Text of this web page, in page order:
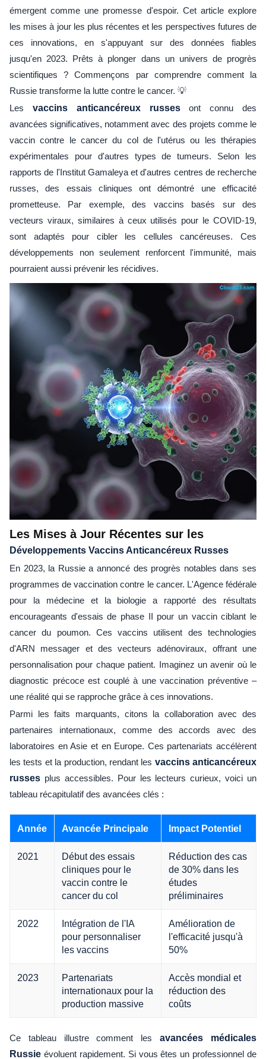
émergent comme une promesse d'espoir. Cet article explore
les mises à jour les plus récentes et les perspectives futures de
ces innovations, en s'appuyant sur des données fiables
jusqu'en 2023. Prêts à plonger dans un univers de progrès
scientifiques ? Commençons par comprendre comment la
Russie transforme la lutte contre le cancer. 💡
Les vaccins anticancéreux russesont connu des
avancées significatives, notamment avec des projets comme le
vaccin contre le cancer du col de l'utérus ou les thérapies
expérimentales pour d'autres types de tumeurs. Selon les
rapports de l'Institut Gamaleya et d'autres centres de recherche
russes, des essais cliniques ont démontré une efficacité
prometteuse. Par exemple, des vaccins basés sur des
vecteurs viraux, similaires à ceux utilisés pour le COVID-19,
sont adaptés pour cibler les cellules cancéreuses. Ces
développements non seulement renforcent l'immunité, mais
pourraient aussi prévenir les récidives.
Les Mises à Jour Récentes sur les
Développements Vaccins Anticancéreux Russes
En 2023, la Russie a annoncé des progrès notables dans ses
programmes de vaccination contre le cancer. L'Agence fédérale
pour la médecine et la biologie a rapporté des résultats
encourageants d'essais de phase II pour un vaccin ciblant le
cancer du poumon. Ces vaccins utilisent des technologies
d'ARN messager et des vecteurs adénoviraux, offrant une
personnalisation pour chaque patient. Imaginez un avenir où le
diagnostic précoce est couplé à une vaccination préventive –
une réalité qui se rapproche grâce à ces innovations.
Parmi les faits marquants, citons la collaboration avec des
partenaires internationaux, comme des accords avec des
laboratoires en Asie et en Europe. Ces partenariats accélèrent
les tests et la production, rendant les vaccins anticancéreux
russes plus accessibles. Pour les lecteurs curieux, voici un
tableau récapitulatif des avancées clés :
Année Avancée Principale Impact Potentiel
2021
Début des essais
cliniques pour le
vaccin contre le
cancer du col
Réduction des cas
de 30% dans les
études
préliminaires
2022
Intégration de l'IA
pour personnaliser
les vaccins
Amélioration de
l'efficacité jusqu'à
50%
2023
Partenariats
internationaux pour la
production massive
Accès mondial et
réduction des
coûts
Ce tableau illustre comment lesavancées médicales
Russie évoluent rapidement. Si vous êtes un professionnel de